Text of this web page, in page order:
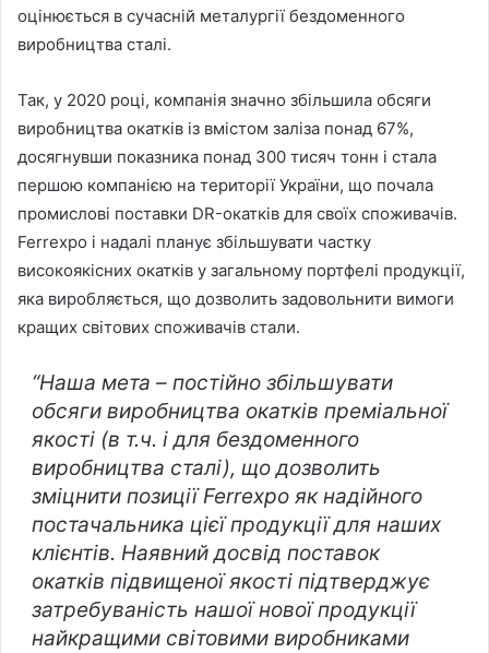
оцінюється в сучасній металургії бездоменного
виробництва сталі.
Так, у 2020 році, компанія значно збільшила обсяги
виробництва окатків із вмістом заліза понад 67%,
досягнувши показника понад 300 тисяч тонн і стала
першою компанією на території України, що почала
промислові поставки DR-окатків для своїх споживачів.
Ferrexpo і надалі планує збільшувати частку
високоякісних окатків у загальному портфелі продукції,
яка виробляється, що дозволить задовольнити вимоги
кращих світових споживачів стали.
“Наша мета – постійно збільшувати
обсяги виробництва окатків преміальної
якості (в т.ч. і для бездоменного
виробництва сталі), що дозволить
зміцнити позиції Ferrexpo як надійного
постачальника цієї продукції для наших
клієнтів. Наявний досвід поставок
окатків підвищеної якості підтверджує
затребуваність нашої нової продукції
найкращими світовими виробниками